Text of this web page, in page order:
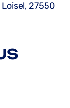
27550